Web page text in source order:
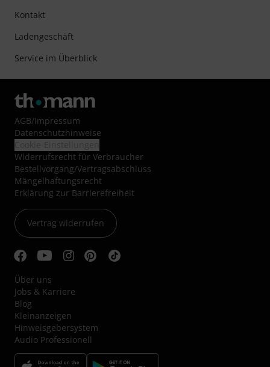
Kontakt
Ladengeschäft
Service im Überblick
AGB/Impressum
Datenschutzhinweise
Widerrufsrecht für Verbraucher
Bestellvorgang/Vertragsabschluss
Mängelhaftungsrecht
Erklärung zur Barrierefreiheit
Vertrag widerrufen
Über uns
Jobs & Karriere
Blog
Kleinanzeigen
Hinweisgebersystem
Audio Professionell